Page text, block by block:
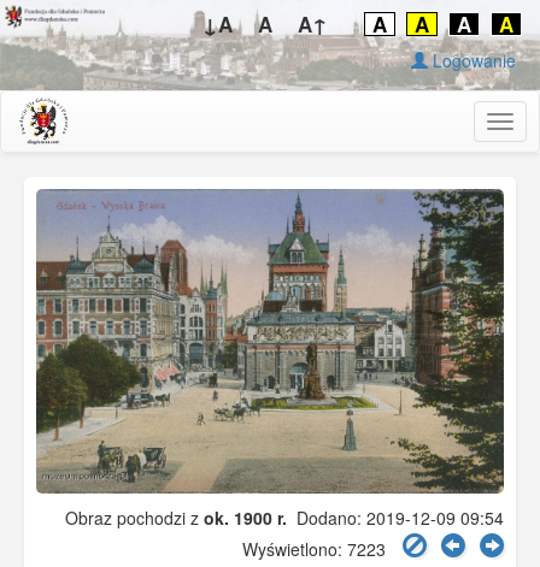
↓A A A↑ A A A A
Logowanie
Obraz pochodzi z ok. 1900 r. Dodano: 2019-12-09 09:54
Wyświetlono: 7223